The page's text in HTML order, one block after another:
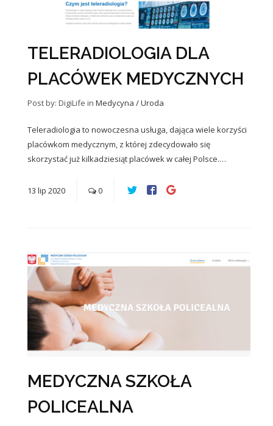
TELERADIOLOGIA DLA
PLACÓWEK MEDYCZNYCH
Post by: DigiLife in Medycyna / Uroda
Teleradiologia to nowoczesna usługa, dająca wiele korzyści
placówkom medycznym, z której zdecydowało się
skorzystać już kilkadziesiąt placówek w całej Polsce.…
13 lip 2020 0
MEDYCZNA SZKOŁA
POLICEALNA